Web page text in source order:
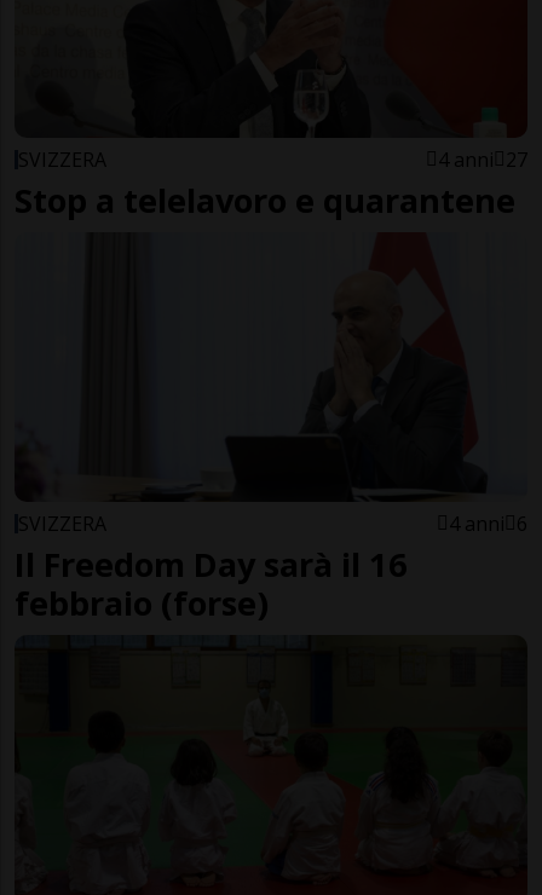
SVIZZERA 4 anni 27
Stop a telelavoro e quarantene
SVIZZERA 4 anni 6
Il Freedom Day sarà il 16
febbraio (forse)